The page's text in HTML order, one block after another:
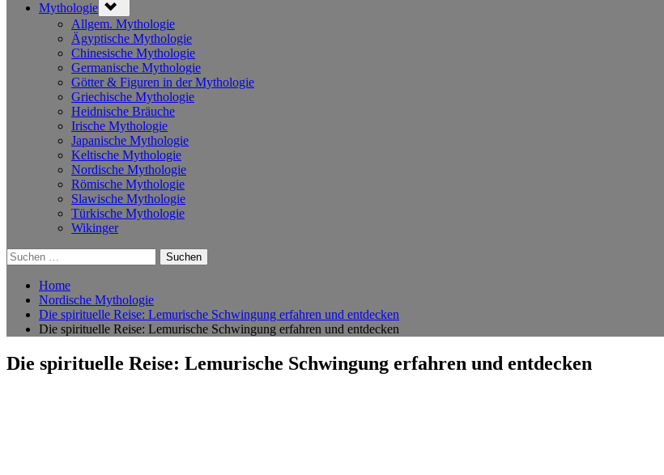
Mythologie sub-
menu
Allgem. Mythologie
Ägyptische Mythologie
Chinesische Mythologie
Germanische Mythologie
Götter & Figuren in der Mythologie
Griechische Mythologie
Heidnische Bräuche
Irische Mythologie
Japanische Mythologie
Keltische Mythologie
Nordische Mythologie
Römische Mythologie
Slawische Mythologie
Türkische Mythologie
Wikinger
Suchen
nach:
Home
Nordische Mythologie
Die spirituelle Reise: Lemurische Schwingung erfahren und entdecken
Die spirituelle Reise: Lemurische Schwingung erfahren und entdecken
Die spirituelle Reise: Lemurische Schwingung erfahren und entdecken